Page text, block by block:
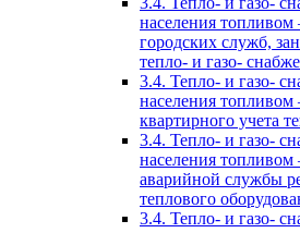
населения
городских служб,
тепло- и газо-
3.4. Тепло- и газо-
населения
квартирного учета
3.4. Тепло- и газо-
населения
аварийной службы
теплового
3.4. Тепло- и газо-